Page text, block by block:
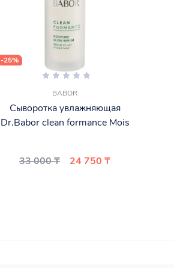
-25%
BABOR
Сыворотка увлажняющая
Dr.Babor clean formance Mois
33 000 ₸ 24 750 ₸